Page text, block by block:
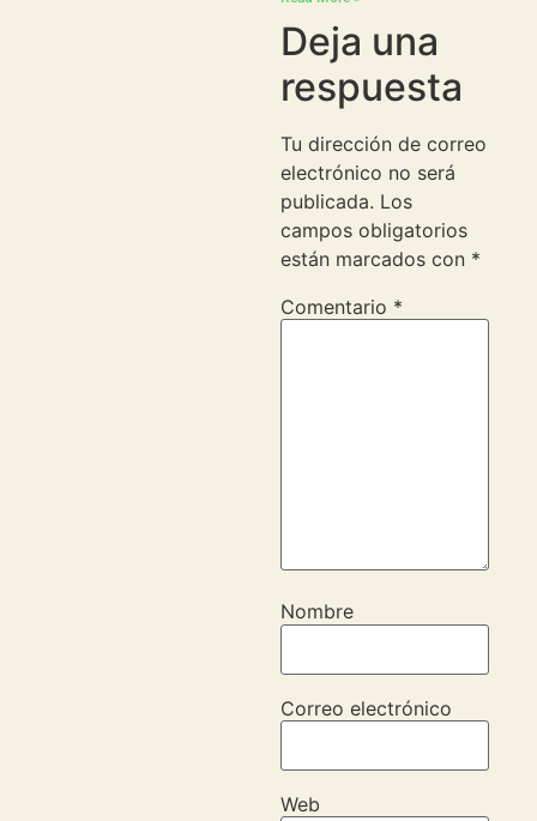
Deja una
respuesta
Tu dirección de correo
electrónico no será
publicada. Los
campos obligatorios
están marcados con *
Comentario *
Nombre
Correo electrónico
Web